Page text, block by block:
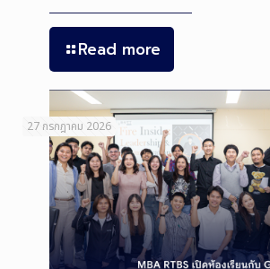
Read more
27 กรกฎาคม 2026